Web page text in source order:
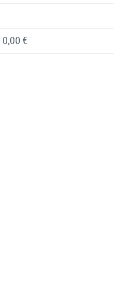
0,00 €